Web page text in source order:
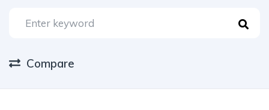
Compare